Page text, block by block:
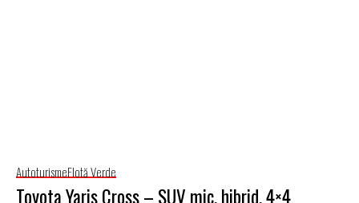
AutoturismeFlotă Verde
Toyota Yaris Cross – SUV mic, hibrid, 4×4